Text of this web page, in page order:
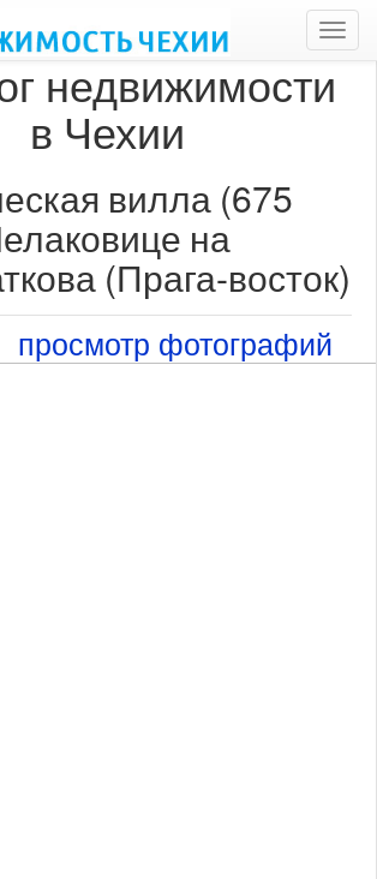
недвижимости
в Чехии
вилла (675
на
(Прага-восток)
просмотр фотографий